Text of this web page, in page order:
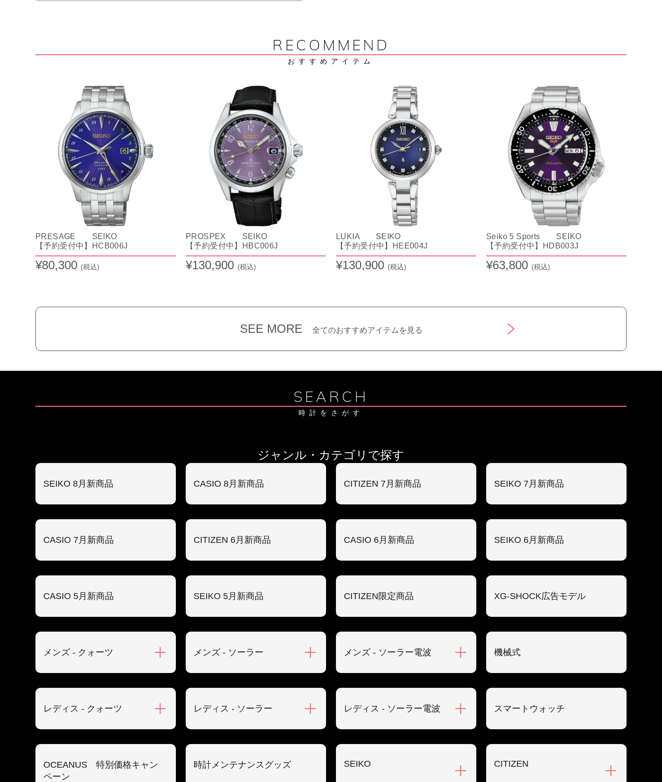
RECOMMEND
おすすめアイテム
PRESAGE SEIKO
【予約受付中】HCB006J
¥80,300 (税込)
PROSPEX SEIKO
【予約受付中】HBC006J
¥130,900 (税込)
LUKIA SEIKO
【予約受付中】HEE004J
¥130,900 (税込)
Seiko 5 Sports SEIKO
【予約受付中】HDB003J
¥63,800 (税込)
SEE MORE 全てのおすすめアイテムを見る
SEARCH
時計をさがす
ジャンル・カテゴリで探す
SEIKO 8月新商品 CASIO 8月新商品 CITIZEN 7月新商品 SEIKO 7月新商品
CASIO 7月新商品 CITIZEN 6月新商品 CASIO 6月新商品 SEIKO 6月新商品
CASIO 5月新商品 SEIKO 5月新商品 CITIZEN限定商品 XG-SHOCK広告モデル
メンズ - クォーツ メンズ - ソーラー メンズ - ソーラー電波 機械式
レディス - クォーツ レディス - ソーラー レディス - ソーラー電波 スマートウォッチ
OCEANUS 特別価格キャン
ペーン
時計メンテナンスグッズ SEIKO CITIZEN